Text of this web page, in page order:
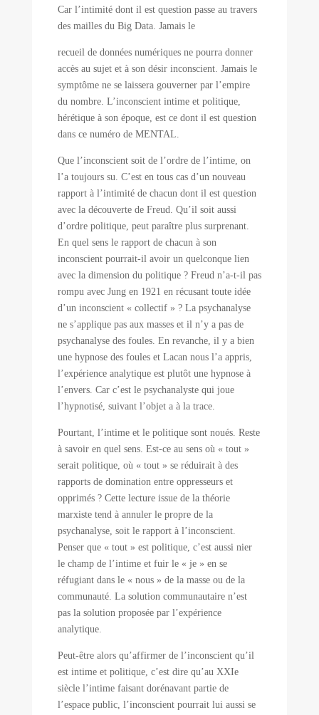
Car l’intimité dont il est question passe au travers
des mailles du Big Data. Jamais le
recueil de données numériques ne pourra donner
accès au sujet et à son désir inconscient. Jamais le
symptôme ne se laissera gouverner par l’empire
du nombre. L’inconscient intime et politique,
hérétique à son époque, est ce dont il est question
dans ce numéro de MENTAL.
Que l’inconscient soit de l’ordre de l’intime, on
l’a toujours su. C’est en tous cas d’un nouveau
rapport à l’intimité de chacun dont il est question
avec la découverte de Freud. Qu’il soit aussi
d’ordre politique, peut paraître plus surprenant.
En quel sens le rapport de chacun à son
inconscient pourrait-il avoir un quelconque lien
avec la dimension du politique ? Freud n’a-t-il pas
rompu avec Jung en 1921 en récusant toute idée
d’un inconscient « collectif » ? La psychanalyse
ne s’applique pas aux masses et il n’y a pas de
psychanalyse des foules. En revanche, il y a bien
une hypnose des foules et Lacan nous l’a appris,
l’expérience analytique est plutôt une hypnose à
l’envers. Car c’est le psychanalyste qui joue
l’hypnotisé, suivant l’objet a à la trace.
Pourtant, l’intime et le politique sont noués. Reste
à savoir en quel sens. Est-ce au sens où « tout »
serait politique, où « tout » se réduirait à des
rapports de domination entre oppresseurs et
opprimés ? Cette lecture issue de la théorie
marxiste tend à annuler le propre de la
psychanalyse, soit le rapport à l’inconscient.
Penser que « tout » est politique, c’est aussi nier
le champ de l’intime et fuir le « je » en se
réfugiant dans le « nous » de la masse ou de la
communauté. La solution communautaire n’est
pas la solution proposée par l’expérience
analytique.
Peut-être alors qu’affirmer de l’inconscient qu’il
est intime et politique, c’est dire qu’au XXIe
siècle l’intime faisant dorénavant partie de
l’espace public, l’inconscient pourrait lui aussi se